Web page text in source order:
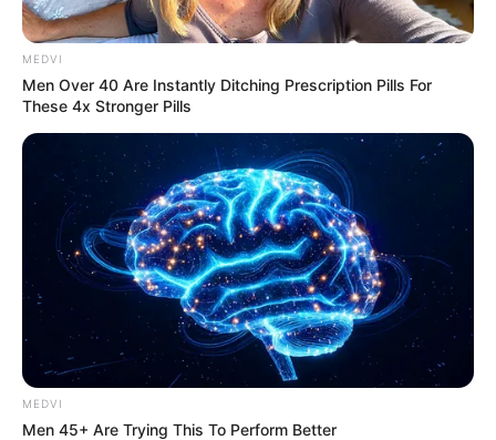
Unexpected Career Paths
BRAINBERRIES
From Albinos To Polygamists: The World's Most
Unique Families
BRAINBERRIES
MEDVI
Men Over 40 Are Instantly Ditching Prescription Pills For
These 4x Stronger Pills
MEDVI
Men 45+ Are Trying This To Perform Better